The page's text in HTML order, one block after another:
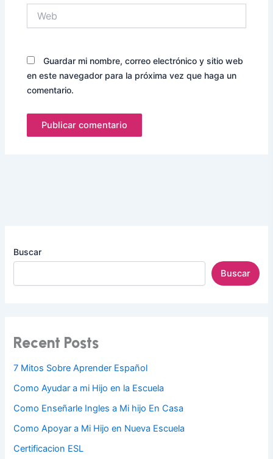
Guardar mi nombre, correo electrónico y sitio web
en este navegador para la próxima vez que haga un
comentario.
Buscar
Buscar
Recent Posts
7 Mitos Sobre Aprender Español
Como Ayudar a mi Hijo en la Escuela
Como Enseñarle Ingles a Mi hijo En Casa
Como Apoyar a Mi Hijo en Nueva Escuela
Certificacion ESL